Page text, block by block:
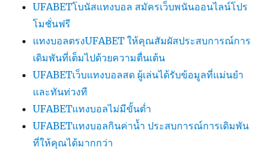
UFABETโบนัสแทงบอล สมัครเว็บพนันออนไลน์โปร
โมชั่นฟรี
แทงบอลตรงUFABET ให้คุณสัมผัสประสบการณ์การ
เดิมพันที่เต็มไปด้วยความตื่นเต้น
UFABETเว็บแทงบอลสด ผู้เล่นได้รับข้อมูลที่แม่นยำ
และทันท่วงที
UFABETแทงบอลไม่มีขั้นต่ำ
UFABETแทงบอลกินค่าน้ำ ประสบการณ์การเดิมพัน
ที่ให้คุณได้มากกว่า